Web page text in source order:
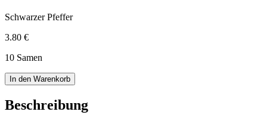
Schwarzer Pfeffer
3.80 €
10 Samen
In den Warenkorb
Beschreibung